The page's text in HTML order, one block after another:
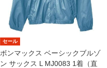
セール
ボンマックス ベーシックブルゾ
ン サックス L MJ0083 1着（直